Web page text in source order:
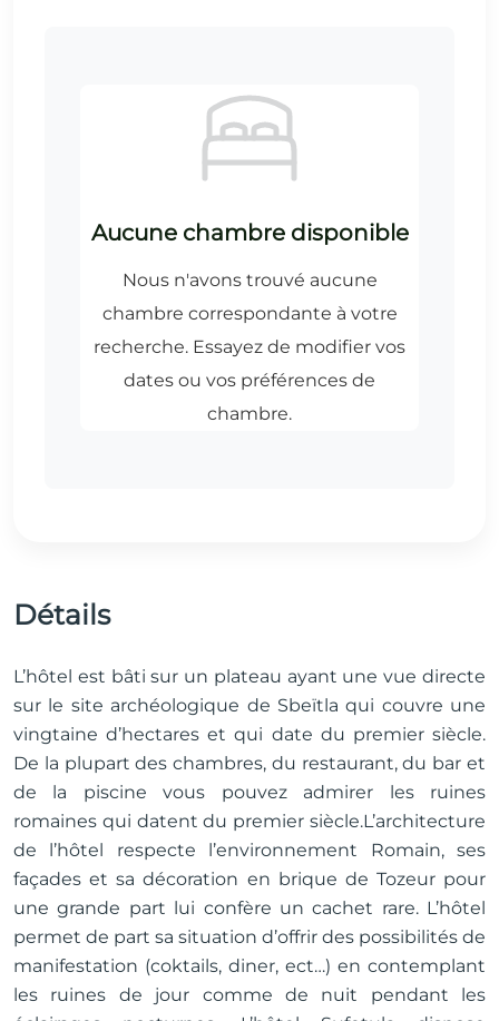
Détails
L’hôtel est bâti sur un plateau ayant une vue directe
sur le site archéologique de Sbeïtla qui couvre une
vingtaine d’hectares et qui date du premier siècle.
De la plupart des chambres, du restaurant, du bar et
de la piscine vous pouvez admirer les ruines
romaines qui datent du premier siècle.L’architecture
de l’hôtel respecte l’environnement Romain, ses
façades et sa décoration en brique de Tozeur pour
une grande part lui confère un cachet rare. L’hôtel
permet de part sa situation d’offrir des possibilités de
manifestation (coktails, diner, ect…) en contemplant
les ruines de jour comme de nuit pendant les